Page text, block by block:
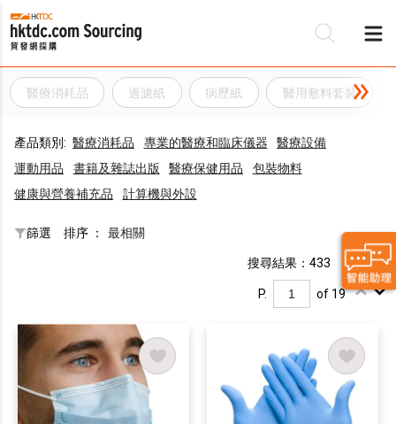
醫療消耗品 過濾紙 病歷紙 醫用敷料套裝
產品類別: 醫療消耗品 專業的醫療和臨床儀器
醫療設備
運動用品
書籍及雜誌出版 醫療保健用品
包裝物料
健康與營養補充品
計算機與外設
篩選 排序 ： 最相關
搜尋結果：433
P. of 19